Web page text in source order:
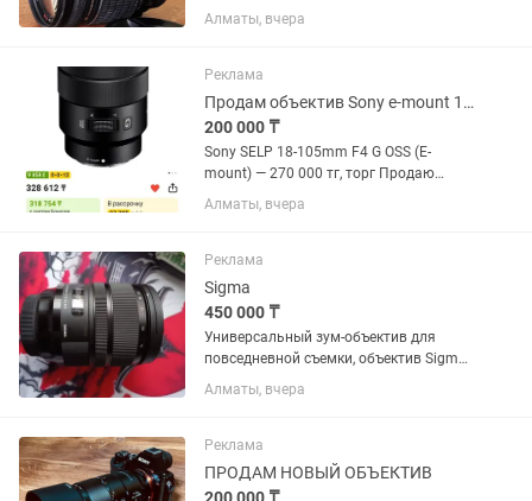
для начинающих фотографов.
Отличный универсальный объектив
большой диапазон фокусных
расстояний: от...
Алматы, вчера
Реклама
Продам объектив Sony e-mount 18-105
200 000 ₸
Sony SELP 18-105mm F4 G OSS (E-
mount) — 270 000 тг, торг Продаю
универсальный объектив Sony 18–105
F4 G OSS. Отлично подходит для фото и
светосила F4 на всем диапазоне,...
Алматы, вчера
Реклама
Sigma
450 000 ₸
Универсальный зум-объектив для
повседневной съемки, объектив Sigma
24-70mm f/2.8 DG OS HSM с креплением
Canon EF охватывает полезный
широкоугольного до портретного,...
Алматы, вчера
Реклама
ПРОДАМ НОВЫЙ ОБЪЕКТИВ